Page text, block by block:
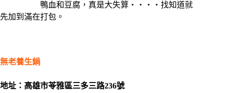
鴨血和豆腐，真是大失算‧‧‧‧找知道就
先加到滿在打包。
無老養生鍋
地址：高雄市苓雅區三多三路236號